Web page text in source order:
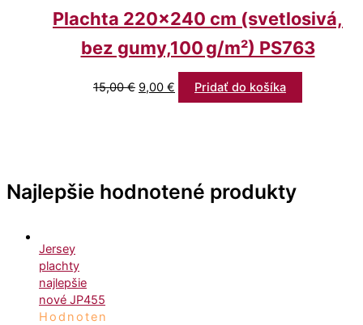
Najlepšie hodnotené produkty
Jersey
plachty
najlepšie
nové JP455
Hodnoten
Plachta 220×240 cm (svetlosivá,
bez gumy,100 g/m²) PS763
15,00€ 9,00 € Pridať do košíka